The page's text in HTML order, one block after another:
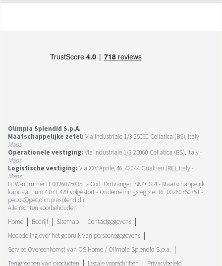
Olimpia Splendid S.p.A.
Maatschappelijke zetel: Via Industriale 1/3 25060 Cellatica (BS), Italy -
Maps
Operationele vestiging: Via Industriale 1/3 25060 Cellatica (BS), Italy -
Maps
Logistische vestiging: Via XXV Aprile, 46, 42044 Gualtieri (RE), Italy -
Maps
BTW-nummer IT 00260750351 - Cod. Ontvanger: SN4CSRI - Maatschappelijk
kapitaal Euro 4.071.429 volgestort - Ondernemingsregister RE 00260750351 -
pec.os@pec.olimpiasplendid.it
Alle rechten voorbehouden
Home
Bedrijf Sitemap
Contactgegevens
Mededeling over het gebruik van persoonsgegevens
Service Overeenkomst van OS Home / Olimpia Splendid S.p.a.
Terugroepen van producten
Legale voorschriften Privacybeleid